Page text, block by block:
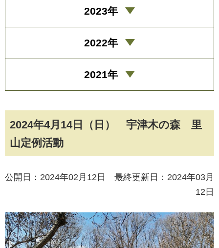
2024年4月14日（日） 宇津木の森 里
山定例活動
公開日：2024年02月12日 最終更新日：2024年03月
12日
2023年
2022年
2021年